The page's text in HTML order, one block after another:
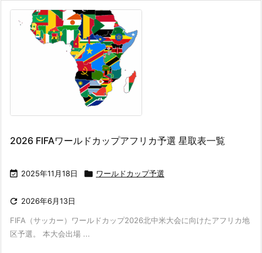
2026 FIFAワールドカップアフリカ予選 星取表一覧
 2025年11月18日  ワールドカップ予選
 2026年6月13日
FIFA（サッカー）ワールドカップ2026北中米大会に向けたアフリカ地
区予選。 本大会出場 ...